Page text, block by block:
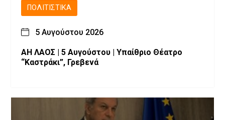
ΠΟΛΙΤΙΣΤΙΚΆ
5 Αυγούστου 2026
ΑΗ ΛΑΟΣ | 5 Αυγούστου | Υπαίθριο Θέατρο
“Καστράκι”, Γρεβενά